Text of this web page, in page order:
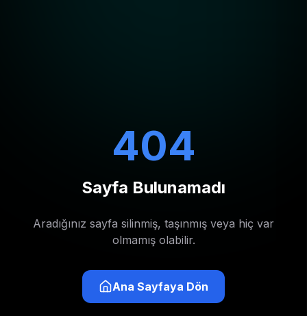
404
Sayfa Bulunamadı
Aradığınız sayfa silinmiş, taşınmış veya hiç var
olmamış olabilir.
Ana Sayfaya Dön